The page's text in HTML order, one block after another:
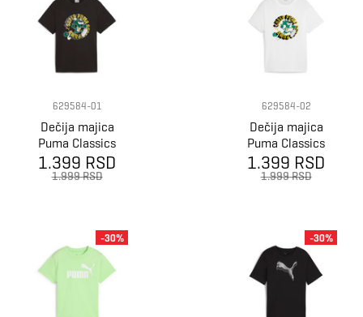
629584-01
Dečija majica
Puma Classics
super puma
graphic tee b
1.399 RSD
1.999 RSD
629584-02
Dečija majica
Puma Classics
super puma
graphic tee b
1.399 RSD
1.999 RSD
-30% -30%